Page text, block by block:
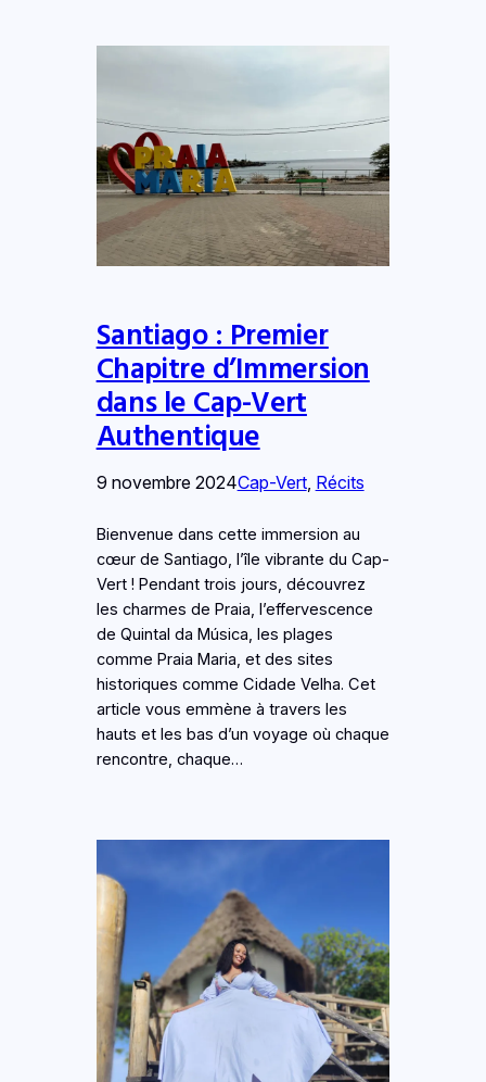
Santiago : Premier
Chapitre d’Immersion
dans le Cap-Vert
Authentique
9 novembre 2024Cap-Vert, Récits
Bienvenue dans cette immersion au
cœur de Santiago, l’île vibrante du Cap-
Vert ! Pendant trois jours, découvrez
les charmes de Praia, l’effervescence
de Quintal da Música, les plages
comme Praia Maria, et des sites
historiques comme Cidade Velha. Cet
article vous emmène à travers les
hauts et les bas d’un voyage où chaque
rencontre, chaque…